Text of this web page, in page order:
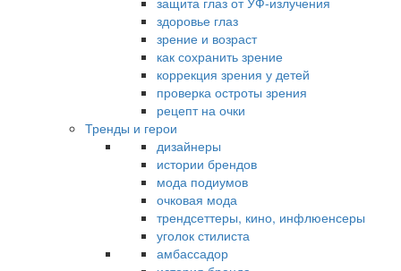
здоровье глаз
зрение и возраст
как сохранить зрение
коррекция зрения у детей
проверка остроты зрения
рецепт на очки
Тренды и герои
дизайнеры
истории брендов
мода подиумов
очковая мода
трендсеттеры, кино, инфлюенсеры
уголок стилиста
амбассадор